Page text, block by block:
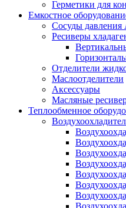
Герметики для
Емкостное
Сосуды давления
Ресиверы
Отделители
Маслоотделители
Аксессуары
Масляные
Теплообменное